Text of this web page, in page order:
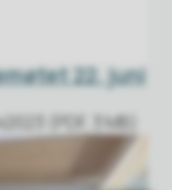
22. juni
(PDF, 3 MB)